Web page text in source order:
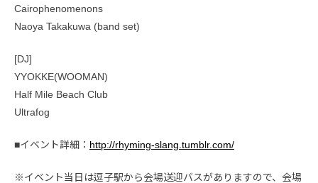
Cairophenomenons
Naoya Takakuwa (band set)
[DJ]
YYOKKE(WOOMAN)
Half Mile Beach Club
Ultrafog
■イベント詳細： http://rhyming-slang.tumblr.com/
※イベント当日は逗子駅から会場送迎バスがありますので、会場